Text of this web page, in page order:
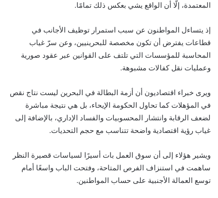
المعتمدة، إلّا أن الواقع يشي بعكس ذلك تمامًا.
إذ يتساءل المواطنون عن سبب استمرار توظيف الأجانب في
قطاعات يفترض أن تكون مخصصة للبحرينيين، وعن سرّ غياب
المحاسبة للمؤسسات التي تلتف على القوانين عبر عقود صورية
وعمليات نقل كفالات مشبوهة.
ويرى خبراء اقتصاديون أن أزمة البطالة في البحرين ليست نتاج نقص
في المؤهلات كما تحاول الحكومة الإيحاء، بل هي نتيجة مباشرة
لضعف الرقابة وانتشار المحسوبيات والفساد الإداري، بالإضافة إلى
غياب رؤية اقتصادية واضحة تتناسب مع حجم التحديات.
ويشير هؤلاء إلى أن سوق العمل بات أسيرًا لسياسات قصيرة النظر
ساهمت في استنزاف الفرص المتاحة، وفتحت الباب واسعًا أمام
توسع العمالة الأجنبية على حساب المواطنين.